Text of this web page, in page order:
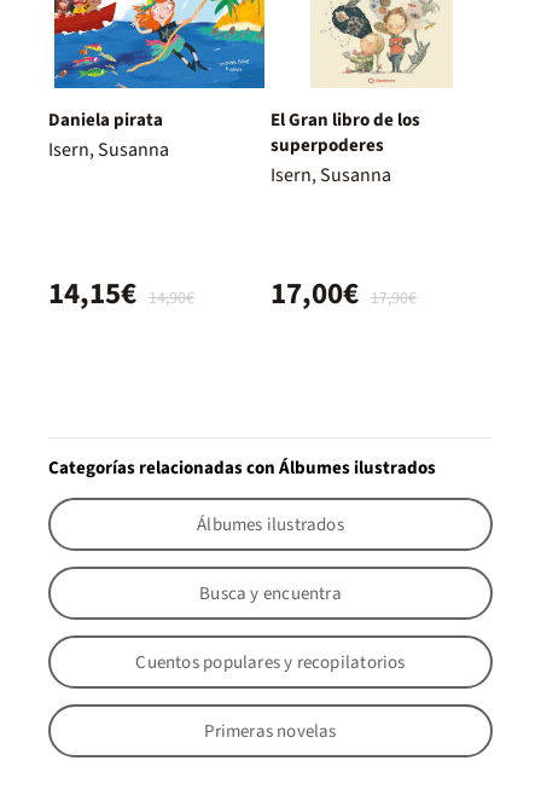
Daniela pirata
Isern, Susanna
14,90€
14,15€
El Gran libro de los
superpoderes
Isern, Susanna
17,90€
17,00€
Categorías relacionadas con Álbumes ilustrados
Álbumes ilustrados
Busca y encuentra
Cuentos populares y recopilatorios
Primeras novelas